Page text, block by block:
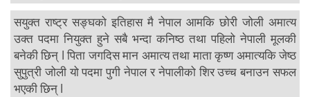
सयुक्त राष्ट्र सङ्घको इतिहास मै नेपाल आमकि छोरी जोली अमात्य
उक्त पदमा नियुक्त हुने सबै भन्दा कनिष्ठ तथा पहिलो नेपाली मूलकी
बनेकी छिन् l पिता जगदिस मान अमात्य तथा माता कृष्ण अमात्यकि जेष्ठ
सुपुत्री जोली यो पदमा पुगी नेपाल र नेपालीको शिर उच्च बनाउन सफल
भएकी छिन् l